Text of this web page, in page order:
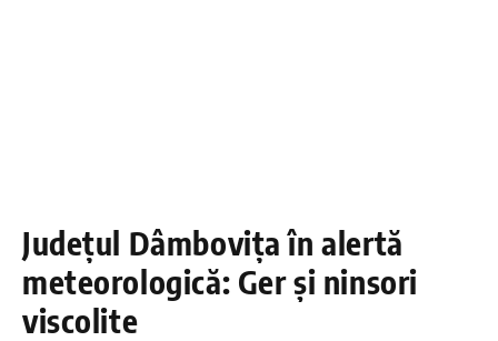
Județul Dâmbovița în alertă
meteorologică: Ger și ninsori
viscolite